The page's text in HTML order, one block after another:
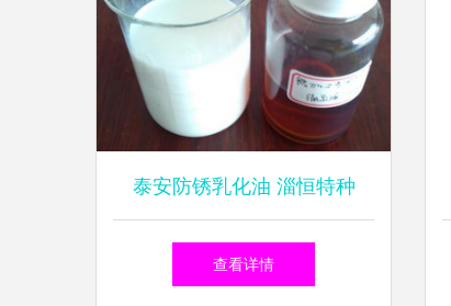
泰安防锈乳化油 淄恒特种
油，专业的乳化油提供商
查看详情